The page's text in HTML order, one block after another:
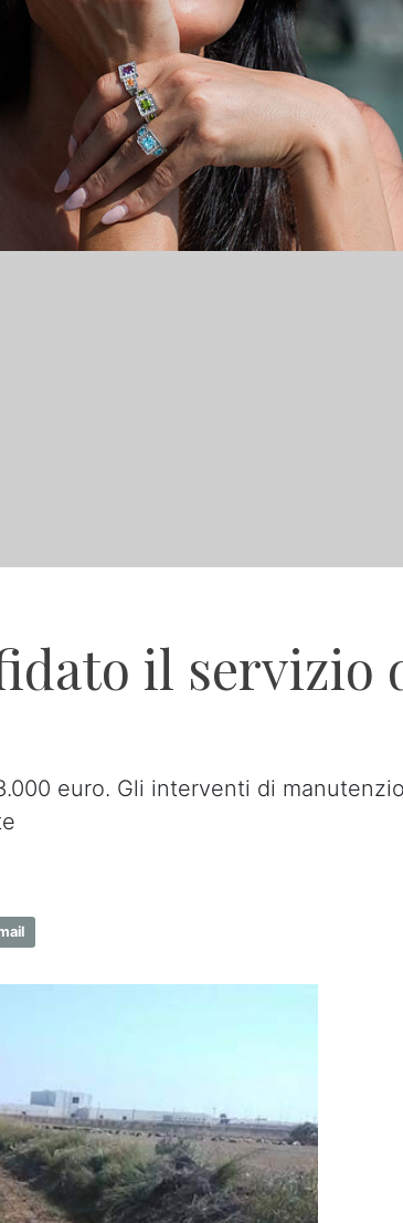
il servizio
euro. Gli interventi di